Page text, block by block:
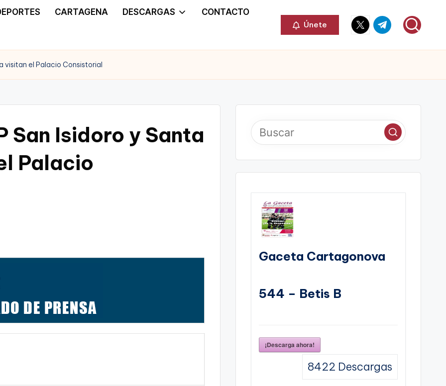
CARTAGENA DESCARGAS CONTACTO
Únete
Elemento
del
Elemento
del
visitan el Palacio Consistorial
San Isidoro y Santa
Palacio
Gaceta Cartagonova
544 – Betis B
¡Descarga ahora!
8422 Descargas